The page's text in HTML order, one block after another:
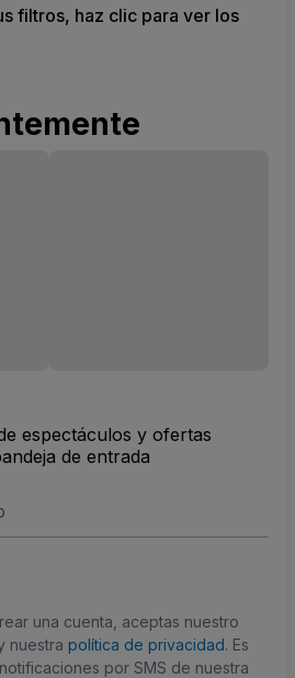
filtros, haz clic para ver los
espectáculos y ofertas
de entrada
una cuenta, aceptas nuestro
nuestra política de privacidad. Es
por SMS de nuestra